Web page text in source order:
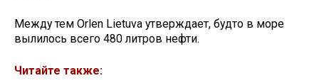
Между тем Orlen Lietuva утверждает, будто в море
вылилось всего 480 литров нефти.
Читайте также: